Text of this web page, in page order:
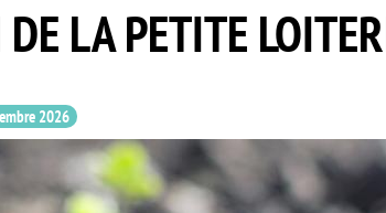
LA PETITE
2026